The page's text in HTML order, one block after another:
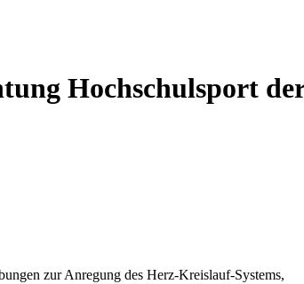
Hochschulsport
zur Anregung des Herz-Kreislauf-Systems,